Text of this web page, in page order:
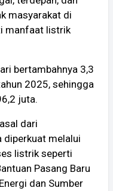
masyarakat di
manfaat listrik
bertambahnya 3,3
2025, sehingga
juta.
dari
diperkuat melalui
listrik seperti
Pasang Baru
dan Sumber